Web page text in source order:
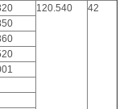
120.540
42